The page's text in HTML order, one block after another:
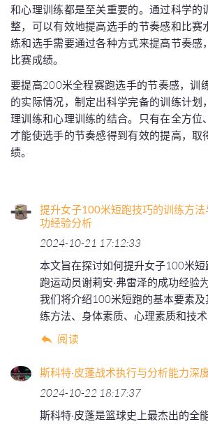
和心理训练都是至关重要的。通过科学的
整，可以有效地提高选手的节奏感和比赛
练和选手需要通过各种方式来提高节奏感
比赛成绩。
要提高200米全程赛跑选手的节奏感，训
的实际情况，制定出科学完备的训练计划
理训练和心理训练的结合。只有在全方位
才能使选手的节奏感得到有效的提高，取
绩。
提升女子100米短跑技巧的训练方
功经验分析
2024-10-21 17:12:33
本文旨在探讨如何提升女子100米
跑运动员谢莉安·弗雷泽的成功经验
我们将介绍100米短跑的基本要素
练方法、身体素质、心理素质和技术
阅读
斯科特·皮蓬战术执行与分析能力深
2024-10-22 18:17:37
斯科特·皮蓬是篮球史上最杰出的全